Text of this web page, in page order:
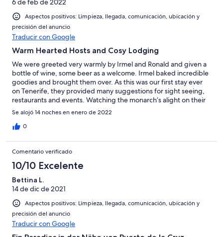
6 de feb de 2022
Aspectos positivos: Limpieza, llegada, comunicación, ubicación y
precisión del anuncio
Traducir con Google
Warm Hearted Hosts and Cosy Lodging
We were greeted very warmly by Irmel and Ronald and given a
bottle of wine, some beer as a welcome. Irmel baked incredible
goodies and brought them over. As this was our first stay ever
on Tenerife, they provided many suggestions for sight seeing,
restaurants and events. Watching the monarch’s alight on their
flowers in their garden was such a treat. We could see the Teide
from our bedroom, and incredible sunsets. We arrived in
January which is the winter season, so layers were necessary.
location is perfect for access to beautiful historic towns and this
is perfect location if you want to sample traditional Canarian fare
and take some incredibly beautiful photos. The hosts respected
our privacy, and they are so amiable that we found ourselves
having wonderful conversations with them and spending
memorable moments on their terrace. I highly recommend this
lodging to anyone especially a first timer on Tenerife. We hope
to return again next year!
Se alojó 14 noches en enero de 2022
0
Comentario verificado
10/10 Excelente
Bettina L.
14 de dic de 2021
Aspectos positivos: Limpieza, llegada, comunicación, ubicación y
precisión del anuncio
Traducir con Google